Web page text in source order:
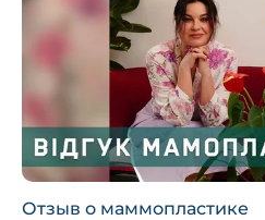
Отзыв о маммопластике